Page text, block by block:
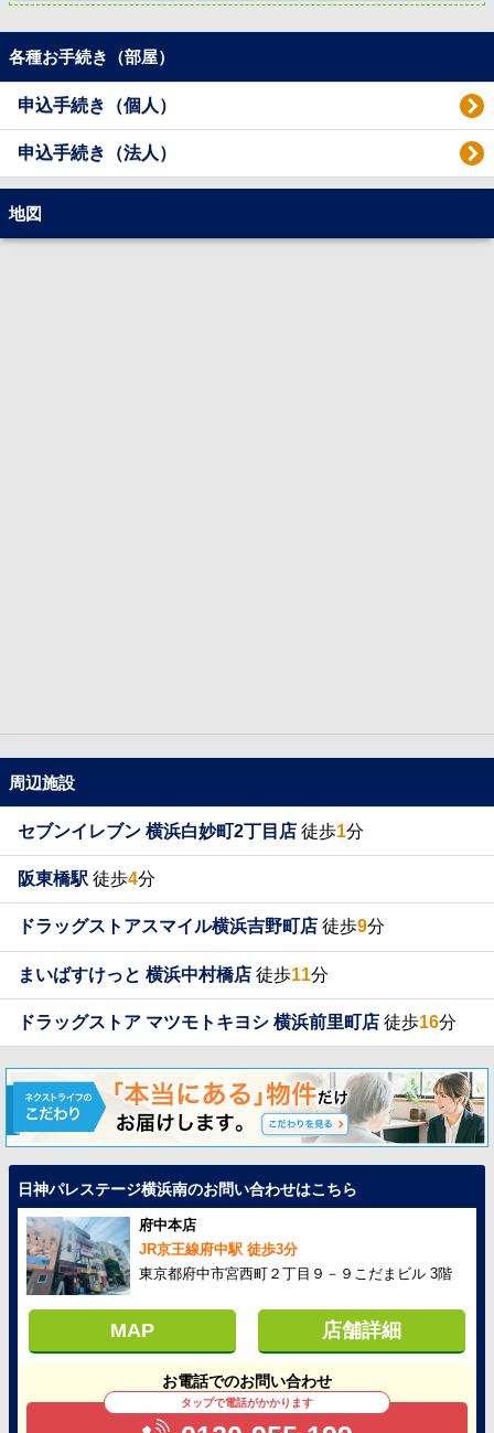
各種お手続き（部屋）
申込手続き（個人）
申込手続き（法人）
地図
周辺施設
セブンイレブン 横浜白妙町2丁目店 徒歩1分
阪東橋駅 徒歩4分
ドラッグストアスマイル横浜吉野町店 徒歩9分
まいばすけっと 横浜中村橋店 徒歩11分
ドラッグストア マツモトキヨシ 横浜前里町店 徒歩16分
日神パレステージ横浜南のお問い合わせはこちら
府中本店
JR京王線府中駅 徒歩3分
東京都府中市宮西町２丁目９－９こだまビル 3階
MAP 店舗詳細
お電話でのお問い合わせ
タップで電話がかかります